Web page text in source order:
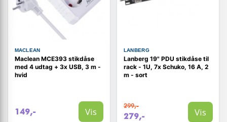
MACLEAN
Maclean MCE393 stikdåse
med 4 udtag + 3x USB, 3 m -
hvid
149,- Vis
LANBERG
Lanberg 19" PDU stikdåse til
rack - 1U, 7x Schuko, 16 A, 2
m - sort
299,-
279,- Vis